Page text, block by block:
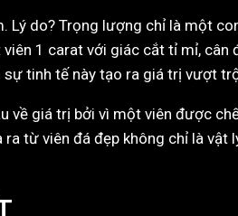
Lý do? Trọng lượng chỉ là một
1 carat với giác cắt tỉ mỉ, cân
tinh tế này tạo ra giá trị vượt
giá trị bởi vì một viên được
từ viên đá đẹp không chỉ là vật